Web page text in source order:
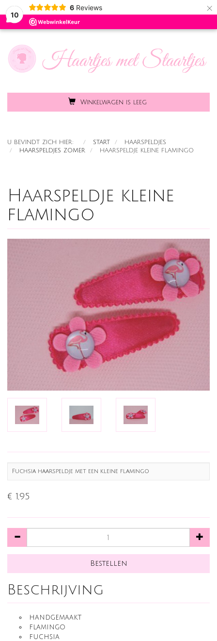
10
6 Reviews ×
Winkelwagen is leeg
Toggle
U BEVINDT ZICH HIER: START
HAARSPELDJES
HAARSPELDJES ZOMER
HAARSPELDJE KLEINE FLAMINGO
Haarspeldje kleine
flamingo
Fuchsia haarspeldje met een kleine flamingo
€ 1,95
Beschrijving
handgemaakt
flamingo
fuchsia